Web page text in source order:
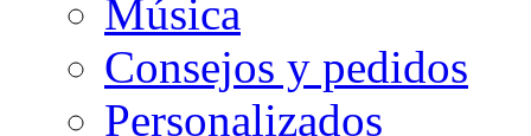
Música
Consejos y pedidos
Personalizados